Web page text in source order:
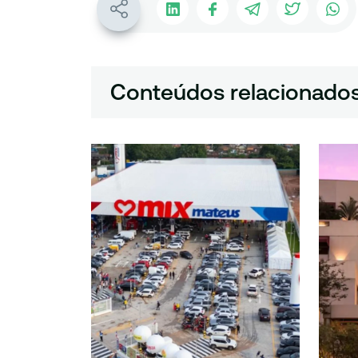
Conteúdos